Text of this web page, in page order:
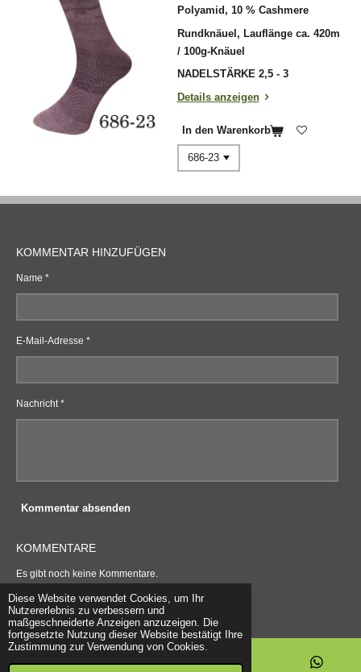
Diese Website verwendet Cookies, um Ihr
Nutzererlebnis zu verbessern und
maßgeschneiderte Anzeigen anzuzeigen. Die
fortgesetzte Nutzung dieser Website bestätigt Ihre
Zustimmung zur Verwendung von Cookies.
Polyamid, 10 % Cashmere
Rundknäuel, Lauflänge ca. 420m
/ 100g-Knäuel
NADELSTÄRKE 2,5 - 3
Details anzeigen
In den Warenkorb
KOMMENTAR HINZUFÜGEN
Name *
E-Mail-Adresse *
Nachricht *
Kommentar absenden
KOMMENTARE
Es gibt noch keine Kommentare.
Mit Unterstützung vonWebador